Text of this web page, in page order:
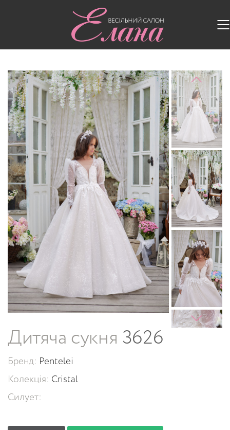
Дитячі сукні/Дитяча сукня 3626
Дитяча сукня 3626
Бренд: Pentelei
Колекція: Cristal
Силует: